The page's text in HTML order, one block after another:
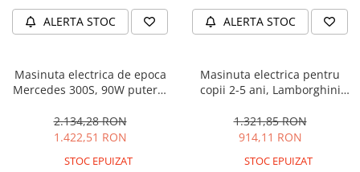
ALERTA STOC ALERTA STOC
Masinuta electrica de epoca
Mercedes 300S, 90W putere,
2.134,28 RON
1.422,51 RON
STOC EPUIZAT
Masinuta electrica pentru
copii 2-5 ani, Lamborghini
12V, galbena
1.321,85 RON
914,11 RON
STOC EPUIZAT